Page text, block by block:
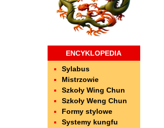
ENCYKLOPEDIA
Sylabus
Mistrzowie
Szkoły Wing Chun
Szkoły Weng Chun
Formy stylowe
Systemy kungfu